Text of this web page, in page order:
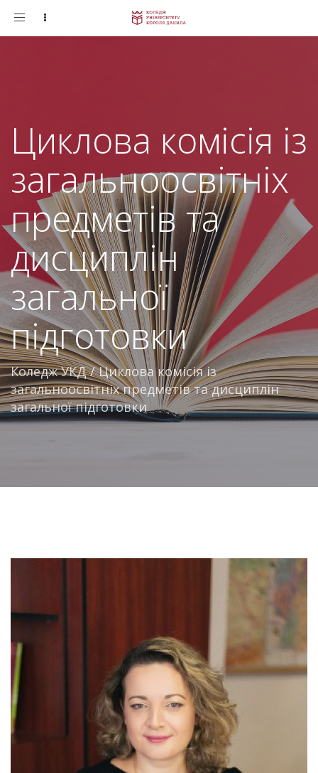
Toggle
Циклова комісія із
загальноосвітніх
предметів та
дисциплін
загальної
підготовки
Коледж УКД/Циклова комісія із
загальноосвітніх предметів та дисциплін
загальної підготовки